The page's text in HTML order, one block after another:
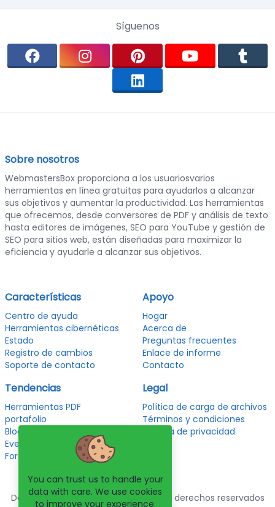
Síguenos
Sobre nosotros
WebmastersBox proporciona a los usuariosvarios
herramientas en línea gratuitas para ayudarlos a alcanzar
sus objetivos y aumentar la productividad. Las herramientas
que ofrecemos, desde conversores de PDF y análisis de texto
hasta editores de imágenes, SEO para YouTube y gestión de
SEO para sitios web, están diseñadas para maximizar la
eficiencia y ayudarle a alcanzar sus objetivos.
Características
Centro de ayuda
Herramientas cibernéticas
Estado
Registro de cambios
Soporte de contacto
Apoyo
Hogar
Acerca de
Preguntas frecuentes
Enlace de informe
Contacto
Tendencias
Herramientas PDF
portafolio
Blog
Eventos
Foros
Legal
Política de carga de archivos
Términos y condiciones
política de privacidad
Derechos de autor © 2026. Todos los derechos reservados
You can trust us to handle your
data with care. We use cookies
to improve your experience.